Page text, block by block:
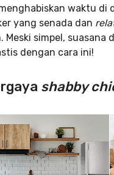
waktu di
yang senada dan
Meski simpel, suasana
dengan cara ini!
shabby